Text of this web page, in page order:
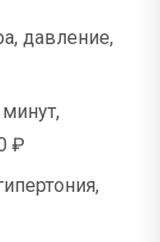
давление,
₽